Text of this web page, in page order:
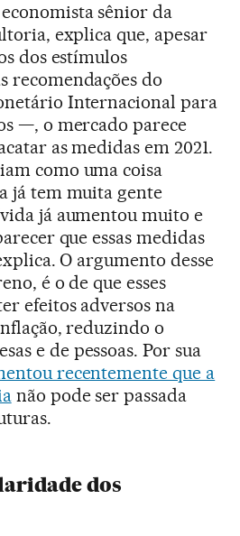
sênior da
explica que, apesar
dos estímulos
recomendações do
Internacional para
—, o mercado parece
as medidas em 2021.
como uma coisa
já tem muita gente
já aumentou muito e
que essas medidas
O argumento desse
é o de que esses
efeitos adversos na
reduzindo o
e de pessoas. Por sua
recentemente que a
não pode ser passada
dos